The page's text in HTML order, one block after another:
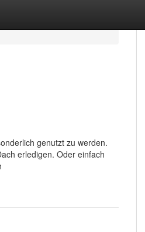
genutzt zu werden.
erledigen. Oder einfach